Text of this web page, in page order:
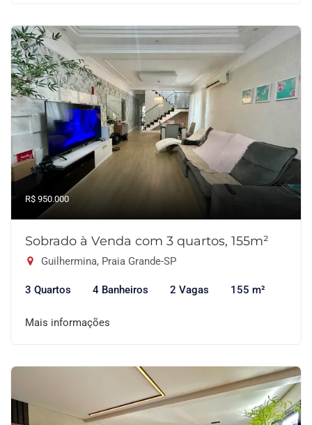
R$ 950.000
Sobrado à Venda com 3 quartos, 155m²
Guilhermina, Praia Grande-SP
3 Quartos 4 Banheiros 2 Vagas 155 m²
Mais informações